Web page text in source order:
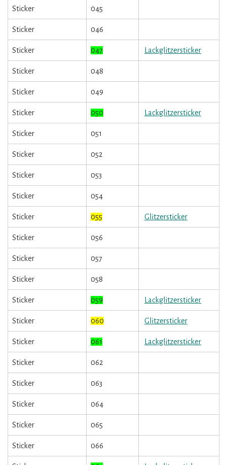
Sticker 045
Sticker 046
Sticker 047 Lackglitzersticker
Sticker 048
Sticker 049
Sticker 050 Lackglitzersticker
Sticker 051
Sticker 052
Sticker 053
Sticker 054
Sticker 055 Glitzersticker
Sticker 056
Sticker 057
Sticker 058
Sticker 059 Lackglitzersticker
Sticker 060 Glitzersticker
Sticker 061 Lackglitzersticker
Sticker 062
Sticker 063
Sticker 064
Sticker 065
Sticker 066